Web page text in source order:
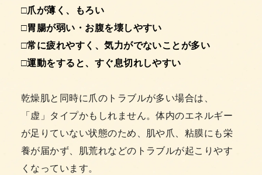
□爪が薄く、もろい
□胃腸が弱い・お腹を壊しやすい
□常に疲れやすく、気力がでないことが多い
□運動をすると、すぐ息切れしやすい
乾燥肌と同時に爪のトラブルが多い場合は、
「虚」タイプかもしれません。体内のエネルギー
が足りていない状態のため、肌や爪、粘膜にも栄
養が届かず、肌荒れなどのトラブルが起こりやす
くなっています。